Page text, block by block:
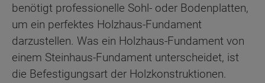
benötigt professionelle Sohl- oder Bodenplatten,
um ein perfektes Holzhaus-Fundament
darzustellen. Was ein Holzhaus-Fundament von
einem Steinhaus-Fundament unterscheidet, ist
die Befestigungsart der Holzkonstruktionen.